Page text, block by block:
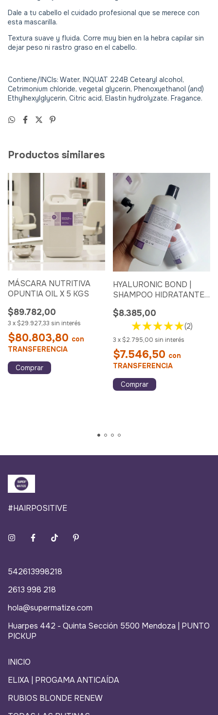
Dale a tu cabello el cuidado profesional que se merece con
esta mascarilla.
Textura suave y fluida. Corre muy bien en la hebra capilar sin
dejar peso ni rastro graso en el cabello.
Contiene/INCIs: Water, INQUAT 224B Cetearyl alcohol,
Cetrimonium chloride, vegetal glycerin, Phenoxyethanol (and)
Ethylhexylglycerin, Citric acid, Elastin hydrolyzate. Fragance.
Productos similares
MÁSCARA NUTRITIVA
OPUNTIA OIL X 5 KGS
$89.782,00
3 x$29.927,33 sin interés
$80.803,80 con
TRANSFERENCIA
HYALURONIC BOND |
SHAMPOO HIDRATANTE
$8.385,00
(2)
3 x$2.795,00 sin interés
$7.546,50 con
TRANSFERENCIA
#HAIRPOSITIVE
542613998218
2613 998 218
hola@supermatize.com
Huarpes 442 - Quinta Sección 5500 Mendoza | PUNTO
PICKUP
INICIO
ELIXA | PROGAMA ANTICAÍDA
RUBIOS BLONDE RENEW